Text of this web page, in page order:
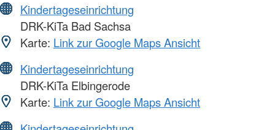
Kindertageseinrichtung
DRK-KiTa Bad Sachsa
Karte: Link zur Google Maps Ansicht
Kindertageseinrichtung
DRK-KiTa Elbingerode
Karte: Link zur Google Maps Ansicht